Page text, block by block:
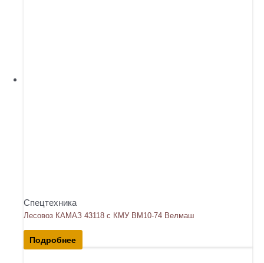
Спецтехника
Лесовоз КАМАЗ 43118 с КМУ ВМ10-74 Велмаш
Подробнее